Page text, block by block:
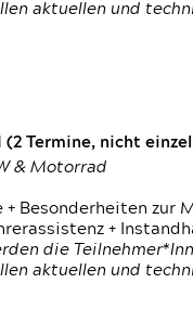
aktuellen und
Termine, nicht
& Motorrad
+ Besonderheiten
+
die
aktuellen und